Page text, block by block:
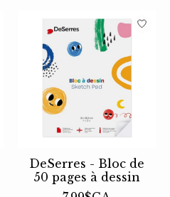
DeSerres - Bloc de
50 pages à dessin